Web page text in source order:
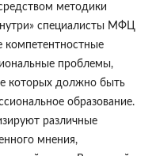
методики
специалисты МФЦ
компетентностные
проблемы,
которых должно быть
образование.
различные
мнения,